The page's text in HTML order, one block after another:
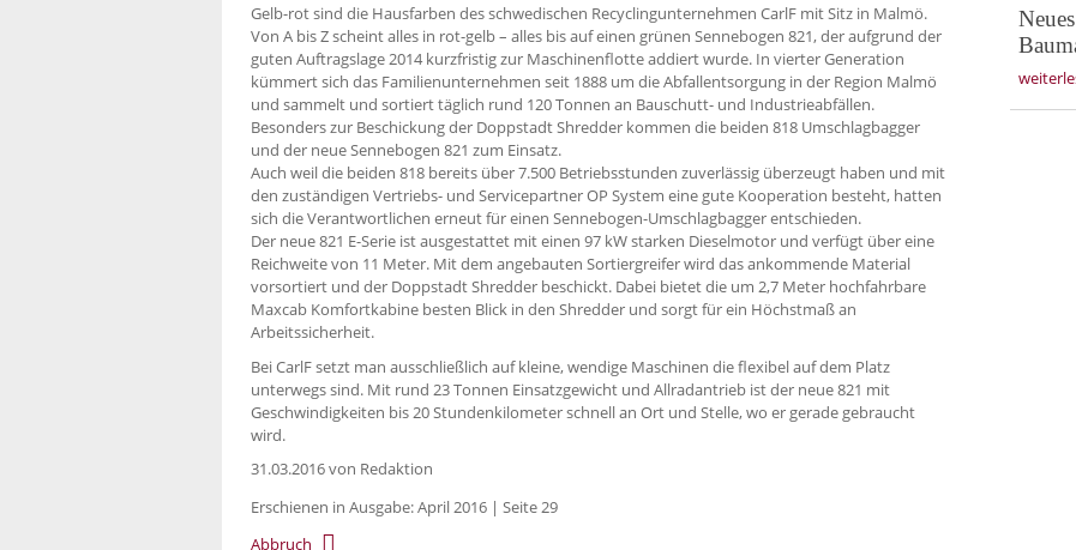
Gelb-rot sind die Hausfarben des schwedischen Recyclingunternehmen CarlF mit Sitz in Malmö.
Von A bis Z scheint alles in rot-gelb – alles bis auf einen grünen Sennebogen 821, der aufgrund der
guten Auftragslage 2014 kurzfristig zur Maschinenflotte addiert wurde. In vierter Generation
kümmert sich das Familienunternehmen seit 1888 um die Abfallentsorgung in der Region Malmö
und sammelt und sortiert täglich rund 120 Tonnen an Bauschutt- und Industrieabfällen.
Besonders zur Beschickung der Doppstadt Shredder kommen die beiden 818 Umschlagbagger
und der neue Sennebogen 821 zum Einsatz.
Auch weil die beiden 818 bereits über 7.500 Betriebsstunden zuverlässig überzeugt haben und mit
den zuständigen Vertriebs- und Servicepartner OP System eine gute Kooperation besteht, hatten
sich die Verantwortlichen erneut für einen Sennebogen-Umschlagbagger entschieden.
Der neue 821 E-Serie ist ausgestattet mit einen 97 kW starken Dieselmotor und verfügt über eine
Reichweite von 11 Meter. Mit dem angebauten Sortiergreifer wird das ankommende Material
vorsortiert und der Doppstadt Shredder beschickt. Dabei bietet die um 2,7 Meter hochfahrbare
Maxcab Komfortkabine besten Blick in den Shredder und sorgt für ein Höchstmaß an
Arbeitssicherheit.
Bei CarlF setzt man ausschließlich auf kleine, wendige Maschinen die flexibel auf dem Platz
unterwegs sind. Mit rund 23 Tonnen Einsatzgewicht und Allradantrieb ist der neue 821 mit
Geschwindigkeiten bis 20 Stundenkilometer schnell an Ort und Stelle, wo er gerade gebraucht
wird.
31.03.2016von Redaktion
Erschienen in Ausgabe: April 2016 | Seite 29
Abbruch